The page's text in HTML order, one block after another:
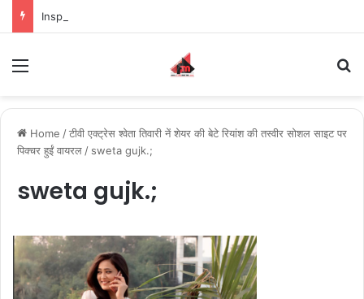
Home /टीवी एक्ट्रेस श्वेता तिवारी नें शेयर की बेटे रियांश की तस्वीर सोशल साइट पर
पिक्चर हुईं वायरल / sweta gujk.;
sweta gujk.;